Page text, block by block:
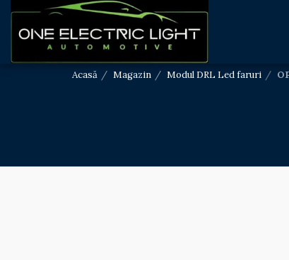
Acasă Magazin Modul DRL Led faruri